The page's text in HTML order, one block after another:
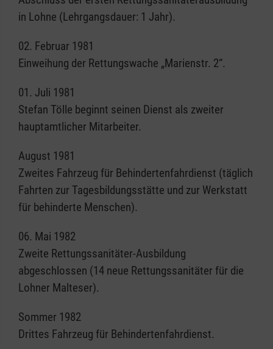
in Lohne (Lehrgangsdauer: 1 Jahr).
02. Februar 1981
Einweihung der Rettungswache „Marienstr. 2“.
01. Juli 1981
Stefan Tölle beginnt seinen Dienst als zweiter
hauptamtlicher Mitarbeiter.
August 1981
Zweites Fahrzeug für Behindertenfahrdienst (täglich
Fahrten zur Tagesbildungsstätte und zur Werkstatt
für behinderte Menschen).
06. Mai 1982
Zweite Rettungssanitäter-Ausbildung
abgeschlossen (14 neue Rettungssanitäter für die
Lohner Malteser).
Sommer 1982
Drittes Fahrzeug für Behindertenfahrdienst.